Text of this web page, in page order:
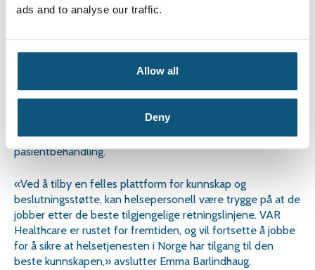
ads and to analyse our traffic.
Allow all
Deny
I en tid hvor informasjon er lett tilgjengelig, men kvaliteten
varierer, ser vi et økende behov for rask og pålitelig
fagkunnskap. VAR Healthcare gir ikke bare rask tilgang til
svar, men sikrer også at denne kunnskapen er oppdatert og
den beste tilgjengelige for å yte optimal
pasientbehandling.
«Ved å tilby en felles plattform for kunnskap og
beslutningsstøtte, kan helsepersonell være trygge på at de
jobber etter de beste tilgjengelige retningslinjene. VAR
Healthcare er rustet for fremtiden, og vil fortsette å jobbe
for å sikre at helsetjenesten i Norge har tilgang til den
beste kunnskapen,» avslutter Emma Barlindhaug.